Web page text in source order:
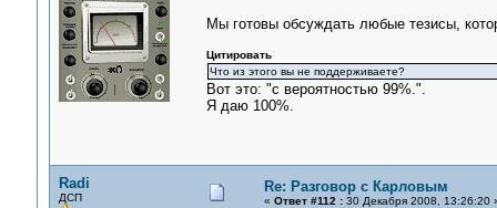
Мы готовы обсуждать любые тезисы,
Цитировать
Что из этого вы не поддерживаете?
Вот это: "с вероятностью 99%.".
Я даю 100%.
Radi
ДСП
Re: Разговор с Карловым
« Ответ #112 :30 Декабря 2008, 13:26:20